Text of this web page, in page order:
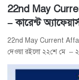
22nd May
– কারেন্ট
22nd May Current
দেওয়া রইলো ২২শে মে –